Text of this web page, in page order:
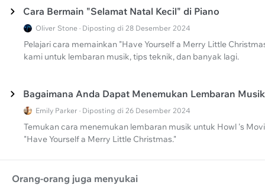
Cara Bermain "Selamat Natal Kecil" di Piano
Oliver Stone · Diposting di 28 Desember 2024
Pelajari cara memainkan "Have Yourself a Merry Little
kami untuk lembaran musik, tips teknik, dan banyak lagi.
Bagaimana Anda Dapat Menemukan Lembaran
Emily Parker · Diposting di 26 Desember 2024
Temukan cara menemukan lembaran musik untuk Howl 's
"Have Yourself a Merry Little Christmas."
Orang-orang juga menyukai